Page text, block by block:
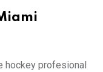
hockey profesional